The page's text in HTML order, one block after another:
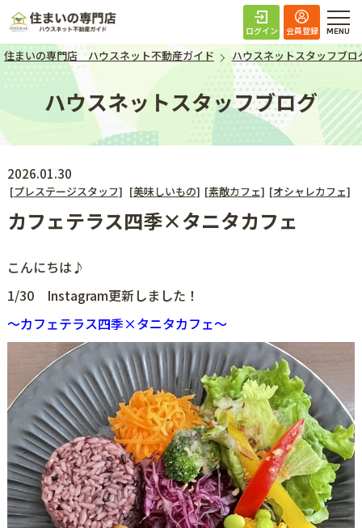
住まいの専門店 ハ
ログイン 会員登録
住まいの専門店 ハウスネット不動産ガイド ハウスネットスタッフブロ
ハウスネットスタッフブログ
2026.01.30
[プレステージスタッフ] [美味しいもの] [素敵カフェ] [オシャレカフェ]
カフェテラス四季×タニタカフェ
こんにちは♪
1/30 Instagram更新しました！
～カフェテラス四季×タニタカフェ～